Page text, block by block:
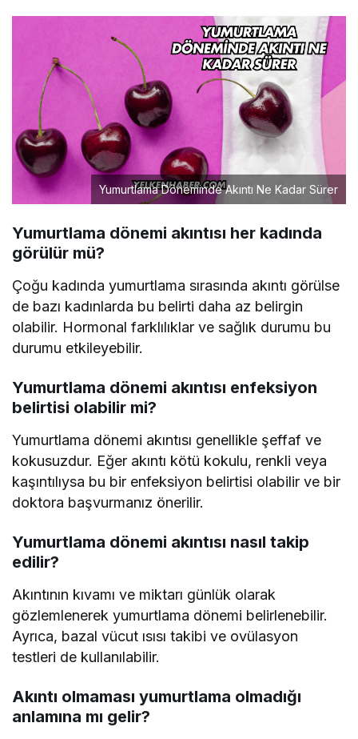
Yumurtlama Döneminde Akıntı Ne Kadar Sürer
Yumurtlama dönemi akıntısı her kadında
görülür mü?
Çoğu kadında yumurtlama sırasında akıntı görülse
de bazı kadınlarda bu belirti daha az belirgin
olabilir. Hormonal farklılıklar ve sağlık durumu bu
durumu etkileyebilir.
Yumurtlama dönemi akıntısı enfeksiyon
belirtisi olabilir mi?
Yumurtlama dönemi akıntısı genellikle şeffaf ve
kokusuzdur. Eğer akıntı kötü kokulu, renkli veya
kaşıntılıysa bu bir enfeksiyon belirtisi olabilir ve bir
doktora başvurmanız önerilir.
Yumurtlama dönemi akıntısı nasıl takip
edilir?
Akıntının kıvamı ve miktarı günlük olarak
gözlemlenerek yumurtlama dönemi belirlenebilir.
Ayrıca, bazal vücut ısısı takibi ve ovülasyon
testleri de kullanılabilir.
Akıntı olmaması yumurtlama olmadığı
anlamına mı gelir?